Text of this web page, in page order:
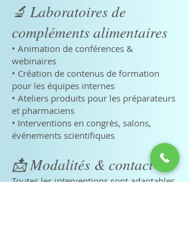
🔬 Laboratoires de
compléments alimentaires
• Animation de conférences &
webinaires
• Création de contenus de formation
pour les équipes internes
• Ateliers produits pour les préparateurs
et pharmaciens
• Interventions en congrès, salons,
événements scientifiques
📩 Modalités & contact
Toutes les interventions sont adaptables